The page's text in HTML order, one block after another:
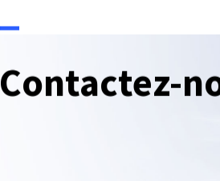
Contactez-